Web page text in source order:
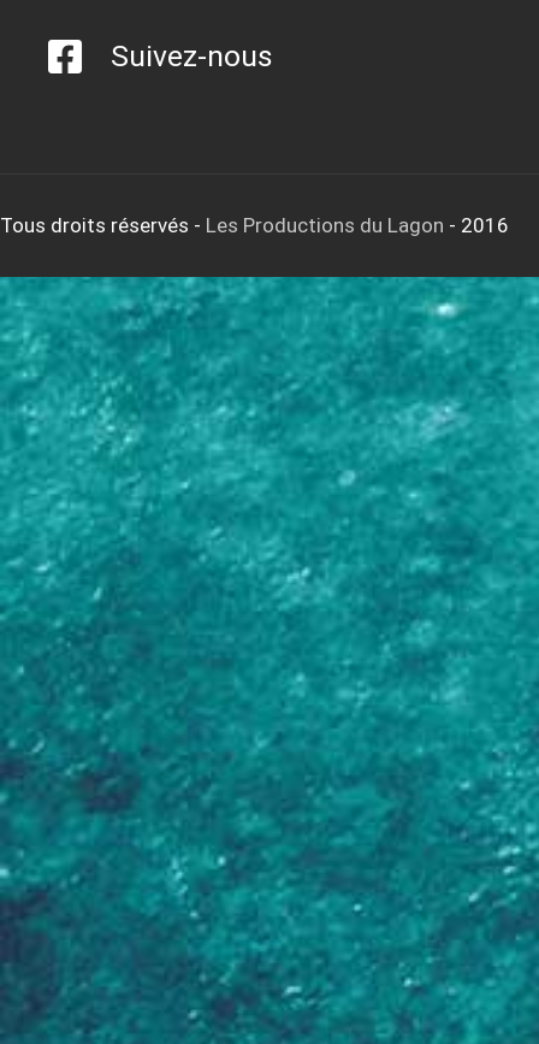
Suivez-nous
Tous droits réservés - Les Productions du Lagon - 2016